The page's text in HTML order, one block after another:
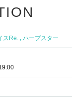
スRe. , ハープスター